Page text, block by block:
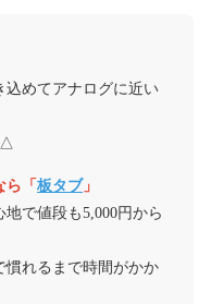
めてアナログに近い
△
ら「板タブ」
で値段も5,000円から
れるまで時間がかか